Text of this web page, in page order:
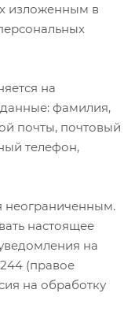
изложенным в
на
фамилия,
почты, почтовый
телефон,
неограниченным.
настоящее
на
(правое
на обработку